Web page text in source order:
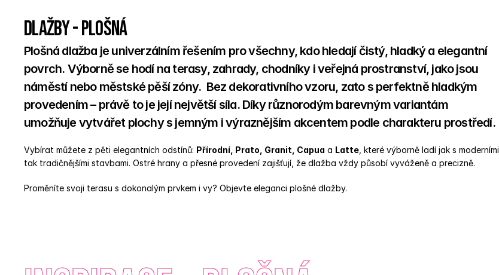
Dlažby - Plošná
Plošná dlažba je univerzálním řešením pro všechny, kdo hledají čistý, hladký a elegantní
povrch. Výborně se hodí na terasy, zahrady, chodníky i veřejná prostranství, jako jsou
náměstí nebo městské pěší zóny.  Bez dekorativního vzoru, zato s perfektně hladkým
provedením – právě to je její největší síla. Díky různorodým barevným variantám
umožňuje vytvářet plochy s jemným i výraznějším akcentem podle charakteru prostředí.
Vybírat můžete z pěti elegantních odstínů: Přírodní, Prato, Granit, Capua a Latte , které výborně ladí jak s moderními,
tak tradičnějšími stavbami. Ostré hrany a přesné provedení zajišťují, že dlažba vždy působí vyváženě a precizně.
Proměníte svoji terasu s dokonalým prvkem i vy? Objevte eleganci plošné dlažby.